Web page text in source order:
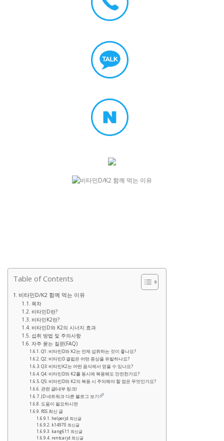
Table of Contents
비타민D/K2 함께 먹는 이유
목차
비타민D란?
비타민K2란?
비타민D와 K2의 시너지 효과
섭취 방법 및 주의사항
자주 묻는 질문(FAQ)
Q1: 비타민D와 K2는 언제 섭취하는 것이 좋나요?
Q2: 비타민D 결핍은 어떤 증상을 유발하나요?
Q3: 비타민K2는 어떤 음식에서 얻을 수 있나요?
Q4: 비타민D와 K2를 동시에 복용해도 안전한가요?
Q5: 비타민D와 K2의 복용 시 주의해야 할 점은 무엇인가요?
관련 글(내부 링크)
JD 네트워크 다른 블로그 보기
도움이 필요하시면
RSS 최신 글
helperjd 최신글
k14970 최신글
kang611 최신글
rentcarjd 최신글